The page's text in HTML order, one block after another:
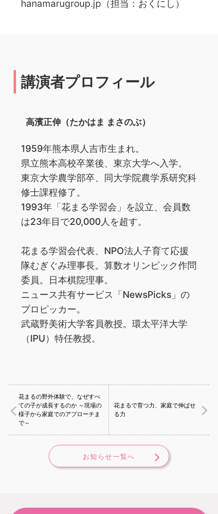
hanamarugroup.jp（担当：おくにし）
講演者プロフィール
高濱正伸（たかはま まさのぶ）
1959年熊本県人吉市生まれ。
県立熊本高校卒業後、東京大学へ入学。
東京大学農学部卒、同大学院農学系研究科
修士課程修了。
1993年「花まる学習会」を設立、会員数
は23年目で20,000人を超す。
花まる学習会代表、NPO法人子育て応援
隊むぎぐみ理事長。算数オリンピック作問
委員。日本棋院理事。
ニュース共有サービス「NewsPicks」の
プロピッカー。
武蔵野美術大学客員教授。環太平洋大学
（IPU）特任教授。
花まるの野外体験で、なぜすべ
ての子が成長するのか ～現場の
様子から家庭でのアプローチま
で～
花まるで育つ力、家庭で伸ばせ
る力
お知らせ一覧へ